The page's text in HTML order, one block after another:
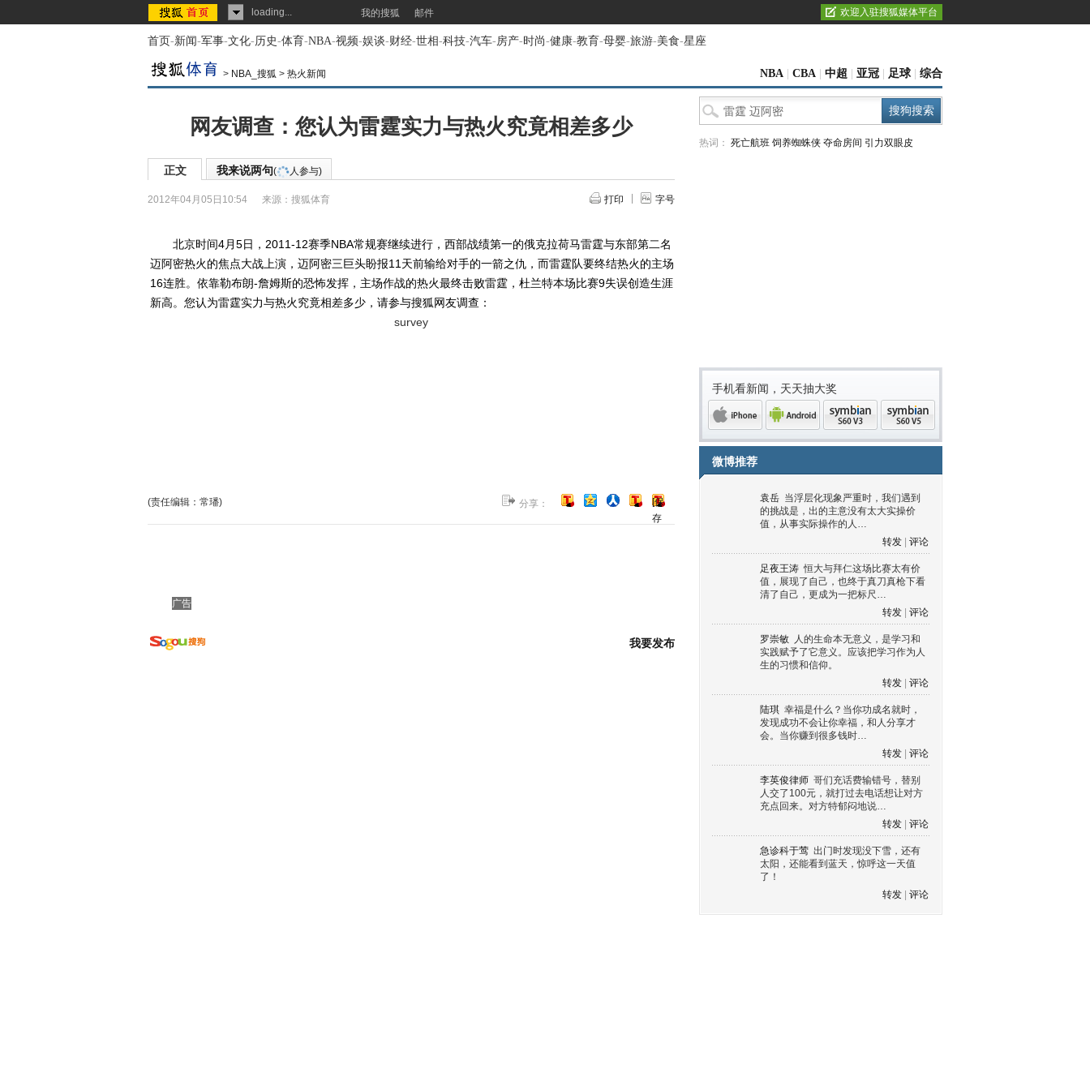
loading... 我的搜狐 邮件 欢迎入驻搜狐媒体平台
首页-新闻-军事-文化-历史-体育-NBA-视频-娱谈-财经-世相-科技-汽车-房产-时尚-健康-教育-母婴-旅游-美食-星座
> NBA_搜狐 > 热火新闻 NBA CBA 中超 亚冠 足球 综合
网友调查：您认为雷霆实力与热火究竟相差多少
正文 我来说两句( 人参与)
2012年04月05日10:54 来源： 搜狐体育 打印 字号
北京时间4月5日，2011-12赛季NBA常规赛继续进行，西部战绩第一的俄克拉荷马雷霆与东部第二名
迈阿密热火的焦点大战上演，迈阿密三巨头盼报11天前输给对手的一箭之仇，而雷霆队要终结热火的主场
16连胜。依靠勒布朗-詹姆斯的恐怖发挥，主场作战的热火最终击败雷霆，杜兰特本场比赛9失误创造生涯
新高。您认为雷霆实力与热火究竟相差多少，请参与搜狐网友调查：
survey
(责任编辑：常璠) 分享：
[保
存
广告
我要发布
热词： 死亡航班 饲养蜘蛛侠 夺命房间 引力双眼皮
手机看新闻，天天抽大奖
Android symbian
微博推荐
袁岳 当浮层化现象严重时，我们遇到
的挑战是，出的主意没有太大实操价
值，从事实际操作的人…
转发
评论
足夜王涛 恒大与拜仁这场比赛太有价
值，展现了自己，也终于真刀真枪下看
清了自己，更成为一把标尺…
转发
评论
罗崇敏 人的生命本无意义，是学习和
实践赋予了它意义。应该把学习作为人
生的习惯和信仰。
转发
评论
陆琪 幸福是什么？当你功成名就时，
发现成功不会让你幸福，和人分享才
会。当你赚到很多钱时…
转发
评论
李英俊律师 哥们充话费输错号，替别
人交了100元，就打过去电话想让对方
充点回来。对方特郁闷地说…
转发
评论
急诊科于莺 出门时发现没下雪，还有
太阳，还能看到蓝天，惊呼这一天值
了！
转发
评论